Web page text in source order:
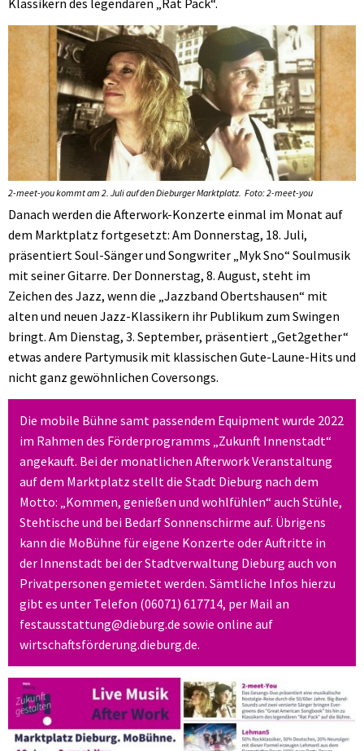
2-meet-you kommt am 2. Juli auf den Dieburger Marktplatz. Foto: 2-meet-you
Danach werden die Afterwork-Konzerte einmal im Monat auf
dem Marktplatz fortgesetzt: Am Donnerstag, 18. Juli,
präsentiert Soul-Sänger und Songwriter „Myk Sno“ Soulmusik
mit seiner Gitarre. Der Donnerstag, 8. August, steht im
Zeichen des Jazz, wenn die „Jazzband Obertshausen“ mit
alten und neuen Jazz-Klassikern ihr Publikum zum Swingen
bringt. Am Dienstag, 3. September, präsentiert „Get2gether“
etwas andere Partymusik mit klassischen Gute-Laune-Hits und
nicht ganz gewöhnlichen Coversongs.
Die mobile Bühne samt passendem Equipment wurde 2022
im Rahmen des Förderprogramms „Zukunft Innenstadt“
angekauft. Bei der monatlichen Afterwork Veranstaltung
auf dem Marktplatz stellt die Stadt Dieburg nach dem
Motto: „Kommen, genießen und wohlfühlen“ auch Stühle,
Stehtische und bei Bedarf Sonnenschirme auf. Übrigens
kann die MoBühne für eigene Konzerte oder Auftritte in
der Innenstadt bei der Stadtverwaltung Dieburg auch von
Privatpersonen gemietet werden. Sämtliche Infos hierzu
gibt es unter Telefon (06071) 617714, per Mail an
festausstattung@dieburg.de sowie online auf
wirtschaftsförderung.dieburg.de.